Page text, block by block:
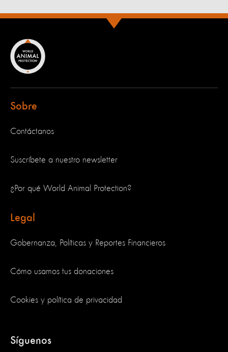
Sobre
Contáctanos
Suscríbete a nuestro newsletter
¿Por qué World Animal Protection?
Legal
Gobernanza, Políticas y Reportes Financieros
Cómo usamos tus donaciones
Cookies y política de privacidad
Síguenos